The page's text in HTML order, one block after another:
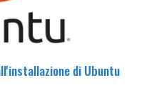
di Ubuntu